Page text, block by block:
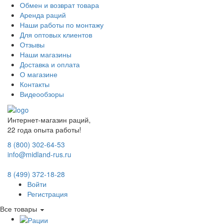
Обмен и возврат товара
Аренда раций
Наши работы по монтажу
Для оптовых клиентов
Отзывы
Наши магазины
Доставка и оплата
О магазине
Контакты
Видеообзоры
Интернет-магазин раций,
22 года опыта работы!
8 (800) 302-64-53
info@midland-rus.ru
8 (499) 372-18-28
Войти
Регистрация
Все товары